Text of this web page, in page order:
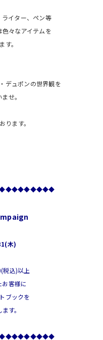
イター、ペン等
々なアイテムを
す。
デュポンの世界観を
せ。
ります。
木)
税込)以上
お客様に
ブックを
す。